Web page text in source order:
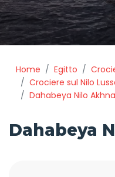
Home Egitto
Crociere sul Nilo
Dahabeya Nilo
Dahabeya